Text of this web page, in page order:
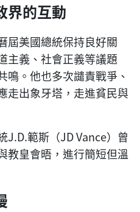
界的互動
屆美國總統保持良好關
主義、社會正義等議題
鳴。他也多次譴責戰爭、
走出象牙塔，走進貧民與
J.D.範斯（JD Vance）曾
教皇會晤，進行簡短但溫